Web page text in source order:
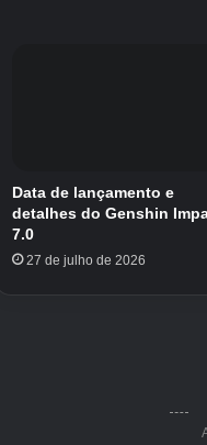
Data de lançamento e
detalhes do Genshin
7.0
27 de julho de 2026